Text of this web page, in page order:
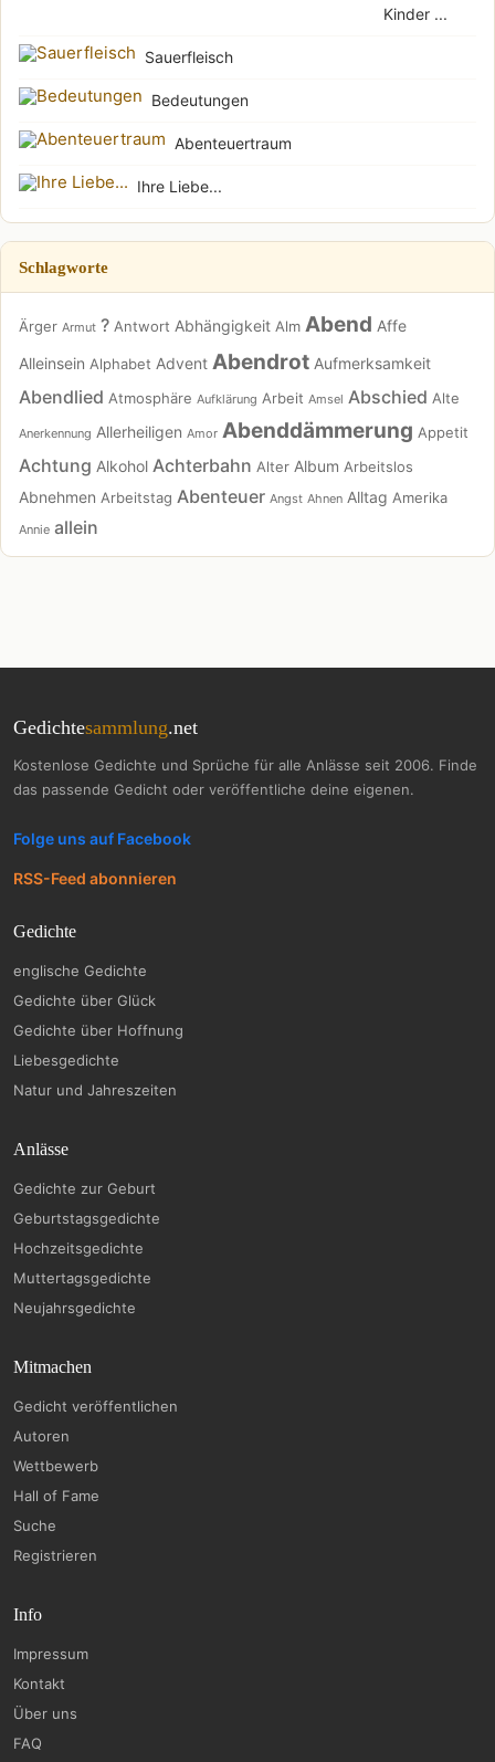
Kinder ...
Sauerfleisch
Bedeutungen
Abenteuertraum
Ihre Liebe...
Schlagworte
Ärger Armut ? Antwort Abhängigkeit Alm Abend Affe
Alleinsein Alphabet Advent Abendrot Aufmerksamkeit
Abendlied Atmosphäre Aufklärung Arbeit Amsel Abschied Alte
Anerkennung Allerheiligen Amor Abenddämmerung Appetit
Achtung Alkohol Achterbahn Alter Album Arbeitslos
Abnehmen Arbeitstag Abenteuer Angst Ahnen Alltag Amerika
Annie allein
Gedichtesammlung.net
Kostenlose Gedichte und Sprüche für alle Anlässe seit 2006. Finde
das passende Gedicht oder veröffentliche deine eigenen.
Folge uns auf Facebook
RSS-Feed abonnieren
Gedichte
englische Gedichte
Gedichte über Glück
Gedichte über Hoffnung
Liebesgedichte
Natur und Jahreszeiten
Anlässe
Gedichte zur Geburt
Geburtstagsgedichte
Hochzeitsgedichte
Muttertagsgedichte
Neujahrsgedichte
Mitmachen
Gedicht veröffentlichen
Autoren
Wettbewerb
Hall of Fame
Suche
Registrieren
Info
Impressum
Kontakt
Über uns
FAQ